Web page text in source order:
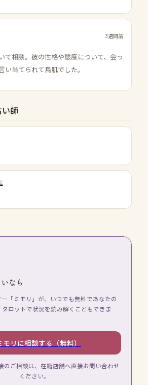
3週間前
て相談。彼の性格や態度について、会っ
い当てられて鳥肌でした。
師
なら
「ミモリ」が、いつでも無料であなたの
ロットで状況を読み解くこともできま
モリに相談する（無料）
のご相談は、在籍店舗へ直接お問い合わせ
ください。